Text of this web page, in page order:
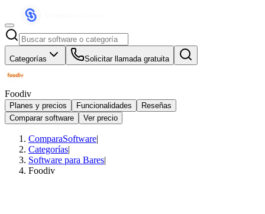
Categorías Solicitar llamada gratuita
Foodiv
Planes y precios Funcionalidades
Reseñas
Comparar software
Ver precio
ComparaSoftware|
Categorías|
Software para Bares|
Foodiv